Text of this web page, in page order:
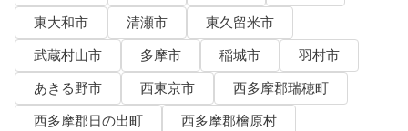
東大和市
清瀬市
東久留米市
武蔵村山市
多摩市 稲城市
羽村市
あきる野市
西東京市
西多摩郡瑞穂町
西多摩郡日の出町
西多摩郡檜原村